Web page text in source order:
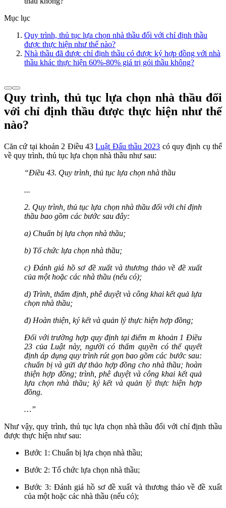
Mục lục
Quy trình, thủ tục lựa chọn nhà thầu đối với chỉ định thầu
được thực hiện như thế nào?
Nhà thầu đã được chỉ định thầu có được ký hợp đồng với nhà
thầu khác thực hiện 60%-80% giá trị gói thầu không?
Quy trình, thủ tục lựa chọn nhà thầu đối
với chỉ định thầu được thực hiện như thế
nào?
Căn cứ tại khoản 2 Điều 43Luật Đấu thầu 2023 có quy định cụ thể
về quy trình, thủ tục lựa chọn nhà thầu như sau:
“Điều 43. Quy trình, thủ tục lựa chọn nhà thầu
...
2. Quy trình, thủ tục lựa chọn nhà thầu đối với chỉ định
thầu bao gồm các bước sau đây:
a) Chuẩn bị lựa chọn nhà thầu;
b) Tổ chức lựa chọn nhà thầu;
c) Đánh giá hồ sơ đề xuất và thương thảo về đề xuất
của một hoặc các nhà thầu (nếu có);
d) Trình, thẩm định, phê duyệt và công khai kết quả lựa
chọn nhà thầu;
đ) Hoàn thiện, ký kết và quản lý thực hiện hợp đồng;
Đối với trường hợp quy định tại điểm m khoản 1 Điều
23 của Luật này, người có thẩm quyền có thể quyết
định áp dụng quy trình rút gọn bao gồm các bước sau:
chuẩn bị và gửi dự thảo hợp đồng cho nhà thầu; hoàn
thiện hợp đồng; trình, phê duyệt và công khai kết quả
lựa chọn nhà thầu; ký kết và quản lý thực hiện hợp
đồng.
…”
Như vậy, quy trình, thủ tục lựa chọn nhà thầu đối với chỉ định thầu
được thực hiện như sau:
Bước 1: Chuẩn bị lựa chọn nhà thầu;
Bước 2: Tổ chức lựa chọn nhà thầu;
Bước 3: Đánh giá hồ sơ đề xuất và thương thảo về đề xuất
của một hoặc các nhà thầu (nếu có);